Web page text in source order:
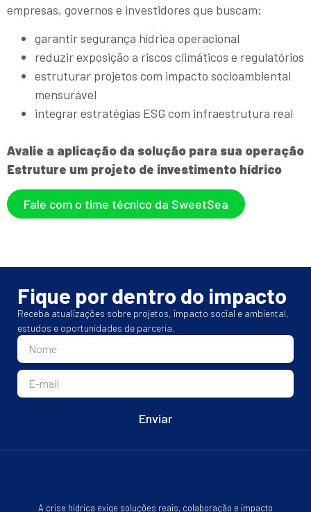
empresas, governos e investidores que buscam:
garantir segurança hídrica operacional
reduzir exposição a riscos climáticos e regulatórios
estruturar projetos com impacto socioambiental
mensurável
integrar estratégias ESG com infraestrutura real
Avalie a aplicação da solução para sua operação
Estruture um projeto de investimento hídrico
Fale com o time técnico da SweetSea
Fique por dentro do impacto
Receba atualizações sobre projetos, impacto social e ambiental,
estudos e oportunidades de parceria.
Enviar
A crise hídrica exige soluções reais, colaboração e impacto